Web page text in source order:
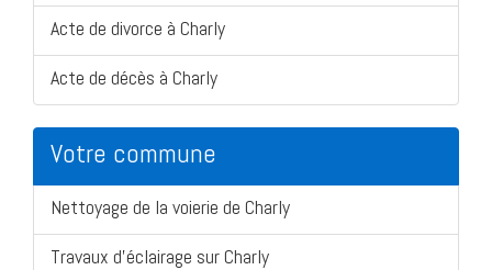
Acte de divorce à Charly
Acte de décès à Charly
Votre commune
Nettoyage de la voierie de Charly
Travaux d'éclairage sur Charly